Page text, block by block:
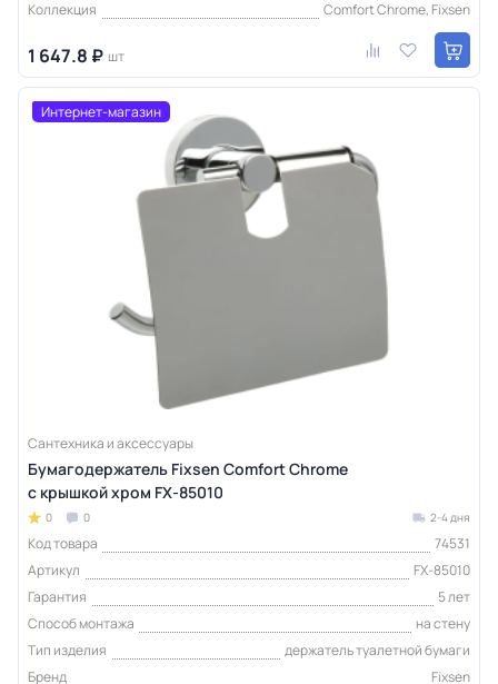
Коллекция Comfort Chrome, Fixsen
1 647.8 ₽ шт
Интернет-магазин
Сантехника и аксессуары
Бумагодержатель Fixsen Comfort Chrome
с крышкой хром FX-85010
0 0 2-4 дня
Код товара
74531
Артикул
FX-85010
Гарантия
5 лет
Способ монтажа
на стену
Тип изделия
держатель туалетной бумаги
Бренд
Fixsen